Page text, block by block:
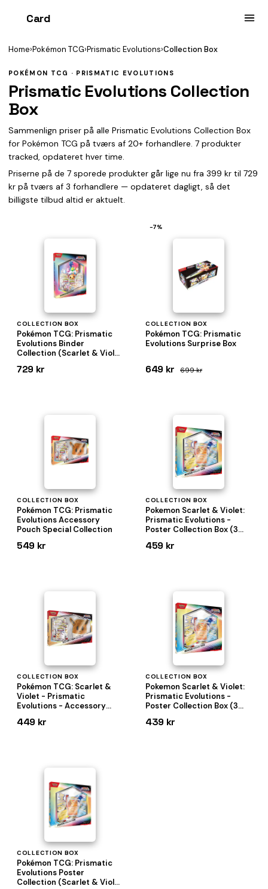
Card
Home›Pokémon TCG›Prismatic Evolutions›Collection Box
POKÉMON TCG · PRISMATIC EVOLUTIONS
Prismatic Evolutions Collection
Box
Sammenlign priser på alle Prismatic Evolutions Collection Box
for Pokémon TCG på tværs af 20+ forhandlere. 7 produkter
tracked, opdateret hver time.
Priserne på de 7 sporede produkter går lige nu fra 399 kr til 729
kr på tværs af 3 forhandlere — opdateret dagligt, så det
billigste tilbud altid er aktuelt.
COLLECTION BOX
Pokémon TCG: Prismatic
Evolutions Binder
Collection (Scarlet & Violet
729 kr
−7%
COLLECTION BOX
Pokémon TCG: Prismatic
Evolutions Surprise Box
649 kr 699 kr
COLLECTION BOX
Pokémon TCG: Prismatic
Evolutions Accessory
Pouch Special Collection
549 kr
COLLECTION BOX
Pokemon Scarlet & Violet:
Prismatic Evolutions -
Poster Collection Box (3
459 kr
COLLECTION BOX
Pokémon TCG: Scarlet &
Violet - Prismatic
Evolutions - Accessory
449 kr
COLLECTION BOX
Pokemon Scarlet & Violet:
Prismatic Evolutions -
Poster Collection Box (3
439 kr
COLLECTION BOX
Pokémon TCG: Prismatic
Evolutions Poster
Collection (Scarlet & Violet